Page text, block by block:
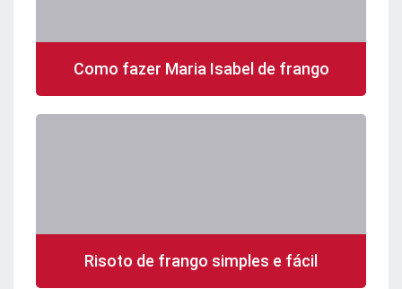
Como fazer Maria Isabel de frango
Risoto de frango simples e fácil